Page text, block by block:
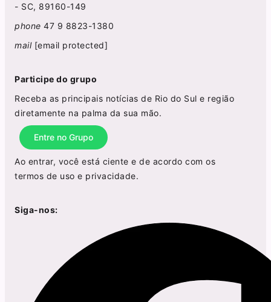
- SC, 89160-149
phone 47 9 8823-1380
mail [email protected]
Participe do grupo
Receba as principais notícias de Rio do Sul e região
diretamente na palma da sua mão.
Entre no Grupo
Ao entrar, você está ciente e de acordo com os
termos de uso e privacidade.
Siga-nos: